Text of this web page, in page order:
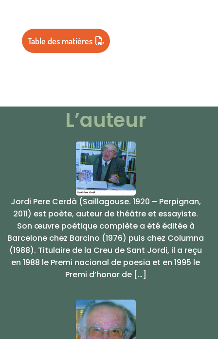
Table des matières
L’auteur
Jordi Pere Cerdà (Saillagouse. 1920 – Perpignan,
2011) est poète, auteur de théâtre et essayiste.
Son œuvre poétique complète a été éditée à
Barcelone chez Barcino (1976) puis chez Columna
(1988). Titulaire de la Creu de Sant Jordi, il a reçu
en 1988 le Premi nacional de poesia et en 1995 le
Premi d’honor de […]